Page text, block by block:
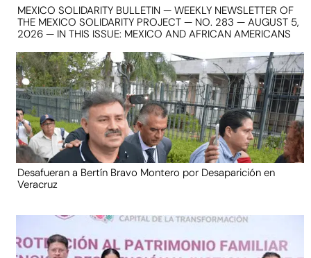
MEXICO SOLIDARITY BULLETIN — WEEKLY NEWSLETTER OF
THE MEXICO SOLIDARITY PROJECT — NO. 283 — AUGUST 5,
2026 — IN THIS ISSUE: MEXICO AND AFRICAN AMERICANS
Desafueran a Bertín Bravo Montero por Desaparición en
Veracruz